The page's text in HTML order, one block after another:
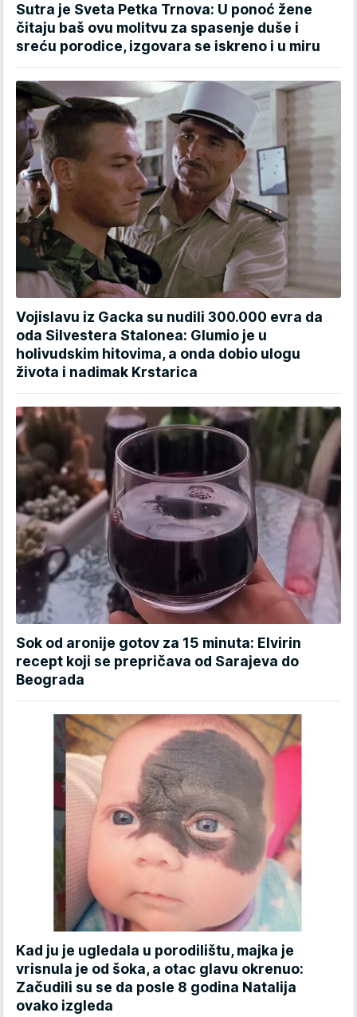
Sutra je Sveta Petka Trnova: U ponoć žene
čitaju baš ovu molitvu za spasenje duše i
sreću porodice, izgovara se iskreno i u miru
Vojislavu iz Gacka su nudili 300.000 evra da
oda Silvestera Stalonea: Glumio je u
holivudskim hitovima, a onda dobio ulogu
života i nadimak Krstarica
Sok od aronije gotov za 15 minuta: Elvirin
recept koji se prepričava od Sarajeva do
Beograda
Kad ju je ugledala u porodilištu, majka je
vrisnula je od šoka, a otac glavu okrenuo:
Začudili su se da posle 8 godina Natalija
ovako izgleda